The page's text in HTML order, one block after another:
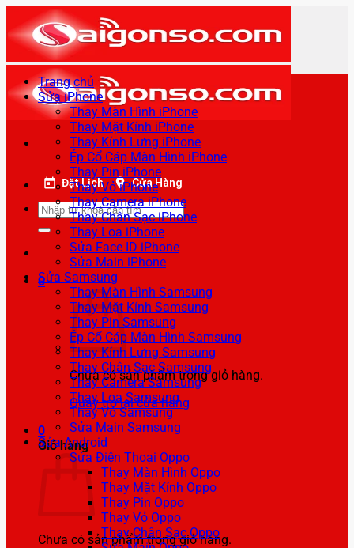
qua
nội
dung
Đặt Lịch Cửa Hàng
Tìm
kiếm:
0
Chưa có sản phẩm trong giỏ hàng.
Quay trở lại cửa hàng
0
Giỏ hàng
Chưa có sản phẩm trong giỏ hàng.
Trang chủ
Sửa iPhone
Thay Màn Hình iPhone
Thay Mặt Kính iPhone
Thay Kính Lưng iPhone
Ép Cổ Cáp Màn Hình iPhone
Thay Pin iPhone
Thay Vỏ iPhone
Thay Camera iPhone
Thay Chân Sạc iPhone
Thay Loa iPhone
Sửa Face ID iPhone
Sửa Main iPhone
Sửa Samsung
Thay Màn Hình Samsung
Thay Mặt Kính Samsung
Thay Pin Samsung
Ép Cổ Cáp Màn Hình Samsung
Thay Kính Lưng Samsung
Thay Chân Sạc Samsung
Thay Camera Samsung
Thay Loa Samsung
Thay Vỏ Samsung
Sửa Main Samsung
Sửa Android
Sửa Điện Thoại Oppo
Thay Màn Hình Oppo
Thay Mặt Kính Oppo
Thay Pin Oppo
Thay Vỏ Oppo
Thay Chân Sạc Oppo